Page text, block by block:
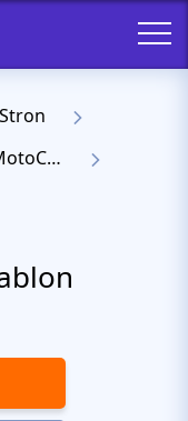
Responsywne Szablony MotoCMS 3